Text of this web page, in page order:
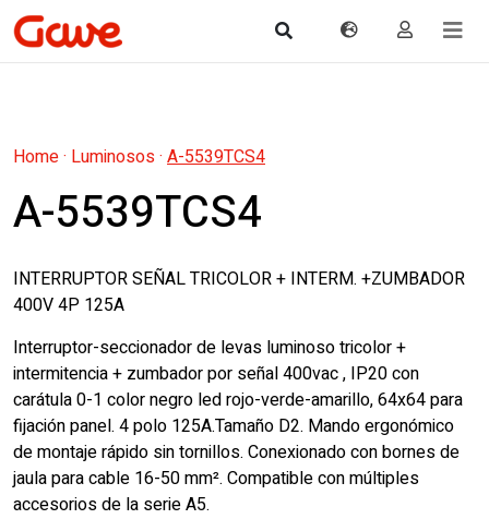
Home· Luminosos· A-5539TCS4
A-5539TCS4
INTERRUPTOR SEÑAL TRICOLOR + INTERM. +ZUMBADOR
400V 4P 125A
Interruptor-seccionador de levas luminoso tricolor +
intermitencia + zumbador por señal 400vac , IP20 con
carátula 0-1 color negro led rojo-verde-amarillo, 64x64 para
fijación panel. 4 polo 125A.Tamaño D2. Mando ergonómico
de montaje rápido sin tornillos. Conexionado con bornes de
jaula para cable 16-50 mm². Compatible con múltiples
accesorios de la serie A5.